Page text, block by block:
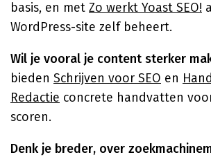
basis, en met Zo werkt Yoast SEO!
WordPress-site zelf beheert.
Wil je vooral je content sterker
bieden Schrijven voor SEO en
Redactie concrete handvatten
scoren.
Denk je breder, over